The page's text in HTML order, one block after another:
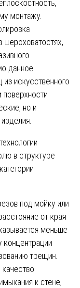
монтажу.
шероховатостях,
данное
искусственного
поверхности
но и
в структуре
под мойку или
от края
меньше
концентрации
трещин.
к стене,